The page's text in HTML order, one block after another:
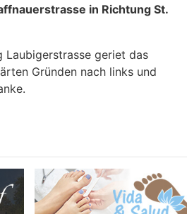
in Richtung St.
Laubigerstrasse geriet das
Gründen nach links und